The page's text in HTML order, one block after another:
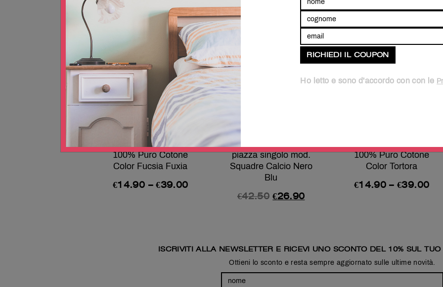
Lenzuolo sotto con
Angoli Elasticizzati
100% Puro Cotone
Color Fucsia Fuxia
€14.90 –€39.00
In offerta!
Parure Copripiumino
100% puro cotone una
piazza singolo mod.
Squadre Calcio Nero
Blu
€42.50 €26.90
100% Puro Cotone
Color Tortora
€14.90 –€39.00
ISCRIVITI ALLA NEWSLETTER E RICEVI UNO SCONTO DEL 10% SUL
Ottieni lo sconto e resta sempre aggiornato sulle ultime novità.
Ho letto e sono d'accordo con con le